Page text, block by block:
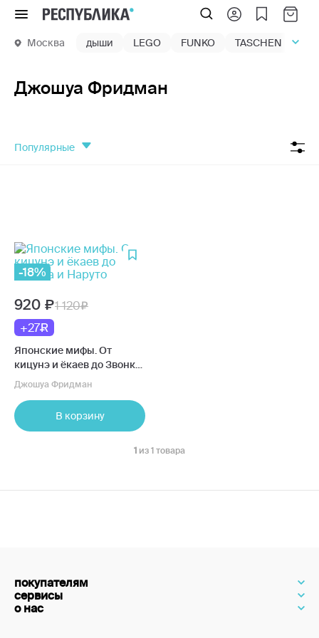
Меню
Москва дыши LEGO FUNKO TASCHEN
Джошуа Фридман
популярные
-18%
920
1 120
+27
Японские мифы. От
кицунэ и ёкаев до Звонка
и Наруто
Джошуа Фридман
В корзину
1 из 1 товара
покупателям
сервисы
о нас